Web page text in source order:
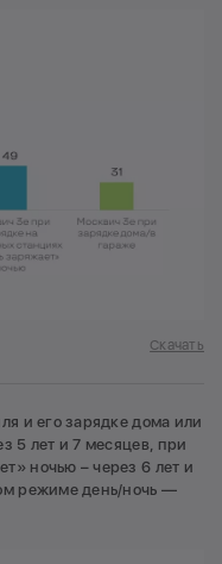
Скачать
и его зарядке дома или
5 лет и 7 месяцев, при
ночью – через 6 лет и
режиме день/ночь —